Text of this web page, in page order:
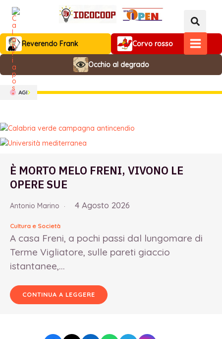
contenuto
MAIN
Reverendo Frank Corvo rosso
Occhio al degrado
È MORTO MELO FRENI, VIVONO LE
OPERE SUE
Antonio Marino 4 Agosto 2026
Cultura e Società
A casa Freni, a pochi passi dal lungomare di
Terme Vigliatore, sulle pareti giaccio
istantanee,...
CONTINUA A LEGGERE